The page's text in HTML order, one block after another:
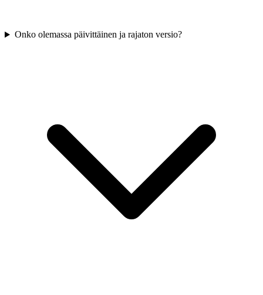
Onko olemassa päivittäinen ja rajaton versio?